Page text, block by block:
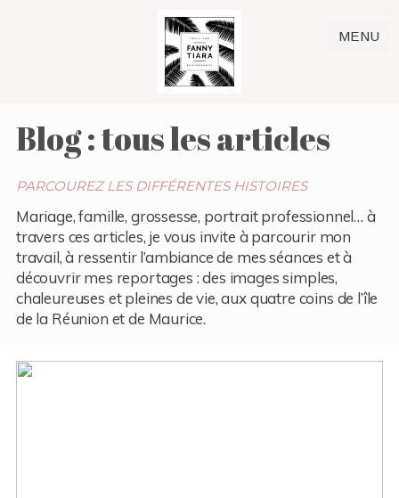
MENU
Blog : tous les articles
PARCOUREZ LES DIFFÉRENTES HISTOIRES
Mariage, famille, grossesse, portrait professionnel… à
travers ces articles, je vous invite à parcourir mon
travail, à ressentir l’ambiance de mes séances et à
découvrir mes reportages : des images simples,
chaleureuses et pleines de vie, aux quatre coins de l’île
de la Réunion et de Maurice.